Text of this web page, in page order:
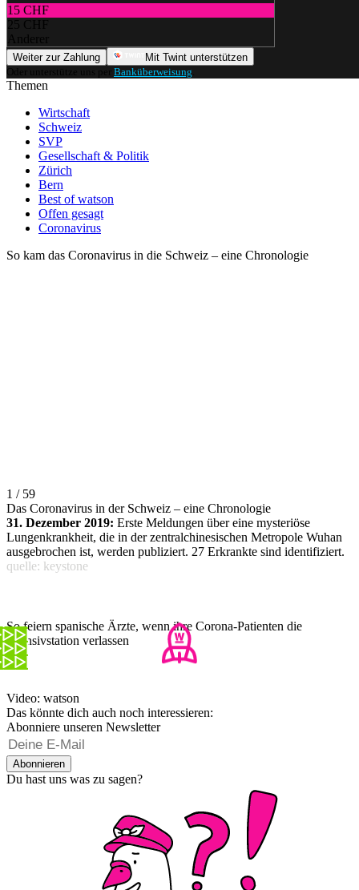
15 CHF
25 CHF
Anderer
Weiter zur Zahlung
Mit Twint unterstützen
Oder unterstütze uns per Banküberweisung
Themen
Wirtschaft
Schweiz
SVP
Gesellschaft & Politik
Zürich
Bern
Best of watson
Offen gesagt
Coronavirus
So kam das Coronavirus in die Schweiz – eine Chronologie
1 / 59
Das Coronavirus in der Schweiz – eine Chronologie
31. Dezember 2019: Erste Meldungen über eine mysteriöse
Lungenkrankheit, die in der zentralchinesischen Metropole Wuhan
ausgebrochen ist, werden publiziert. 27 Erkrankte sind identifiziert.
quelle: keystone
So feiern spanische Ärzte, wenn ihre Corona-Patienten die
Intensivstation verlassen
Video: watson
Das könnte dich auch noch interessieren:
Abonniere unseren Newsletter
Abonnieren
Du hast uns was zu sagen?